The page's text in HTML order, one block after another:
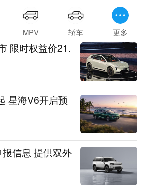
MPV 轿车 更多
限时权益价21.
星海V6开启预
信息 提供双外